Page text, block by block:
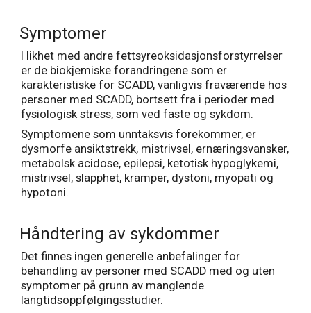
Symptomer
I likhet med andre fettsyreoksidasjonsforstyrrelser
er de biokjemiske forandringene som er
karakteristiske for SCADD, vanligvis fraværende hos
personer med SCADD, bortsett fra i perioder med
fysiologisk stress, som ved faste og sykdom.
Symptomene som unntaksvis forekommer, er
dysmorfe ansiktstrekk, mistrivsel, ernæringsvansker,
metabolsk acidose, epilepsi, ketotisk hypoglykemi,
mistrivsel, slapphet, kramper, dystoni, myopati og
hypotoni.
Håndtering av sykdommer
Det finnes ingen generelle anbefalinger for
behandling av personer med SCADD med og uten
symptomer på grunn av manglende
langtidsoppfølgingsstudier.